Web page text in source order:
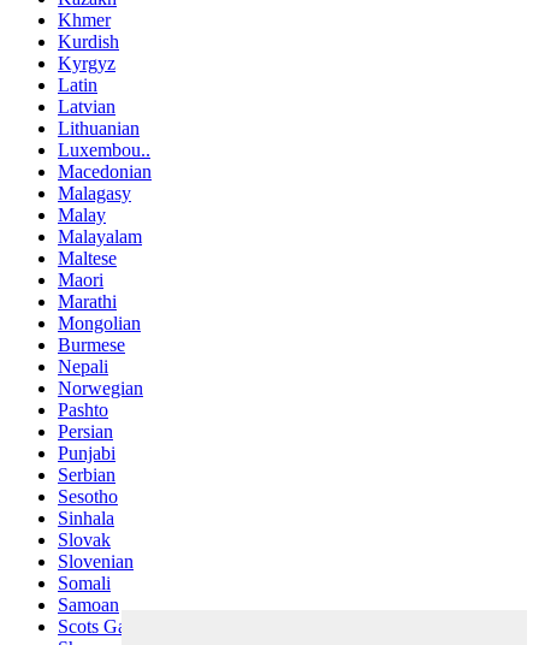
Khmer
Kurdish
Kyrgyz
Latin
Latvian
Lithuanian
Luxembou..
Macedonian
Malagasy
Malay
Malayalam
Maltese
Maori
Marathi
Mongolian
Burmese
Nepali
Norwegian
Pashto
Persian
Punjabi
Serbian
Sesotho
Sinhala
Slovak
Slovenian
Somali
Samoan
Scots Gaelic